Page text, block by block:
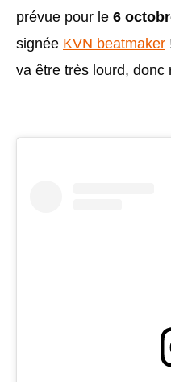
prévue pour le 6
signée KVN beatmaker
va être très lourd, donc